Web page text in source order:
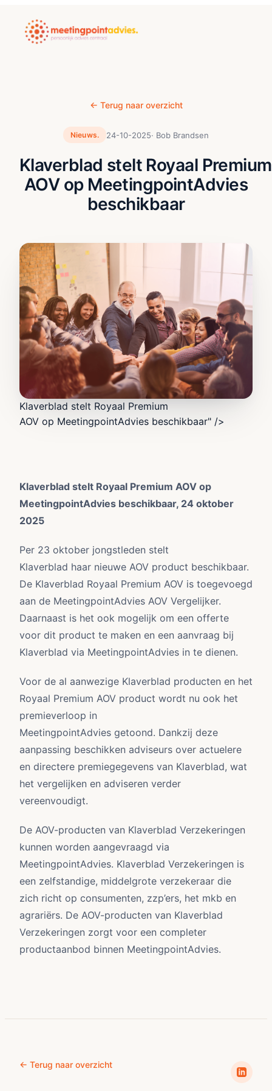
← Terug naar overzicht
Nieuws. 24-10-2025· Bob Brandsen
Klaverblad stelt Royaal Premium
AOV op MeetingpointAdvies
beschikbaar
Klaverblad stelt Royaal Premium
AOV op MeetingpointAdvies beschikbaar" />
Klaverblad stelt Royaal Premium AOV op
MeetingpointAdvies beschikbaar, 24 oktober
2025
Per 23 oktober jongstleden stelt
Klaverblad haar nieuwe AOV product beschikbaar.
De Klaverblad Royaal Premium AOV is toegevoegd
aan de MeetingpointAdvies AOV Vergelijker.
Daarnaast is het ook mogelijk om een offerte
voor dit product te maken en een aanvraag bij
Klaverblad via MeetingpointAdvies in te dienen.
Voor de al aanwezige Klaverblad producten en het
Royaal Premium AOV product wordt nu ook het
premieverloop in
MeetingpointAdvies getoond. Dankzij deze
aanpassing beschikken adviseurs over actuelere
en directere premiegegevens van Klaverblad, wat
het vergelijken en adviseren verder
vereenvoudigt.
De AOV-producten van Klaverblad Verzekeringen
kunnen worden aangevraagd via
MeetingpointAdvies. Klaverblad Verzekeringen is
een zelfstandige, middelgrote verzekeraar die
zich richt op consumenten, zzp’ers, het mkb en
agrariërs. De AOV-producten van Klaverblad
Verzekeringen zorgt voor een completer
productaanbod binnen MeetingpointAdvies.
← Terug naar overzicht